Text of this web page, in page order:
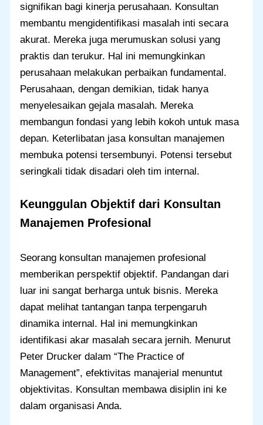
signifikan bagi kinerja perusahaan. Konsultan
membantu mengidentifikasi masalah inti secara
akurat. Mereka juga merumuskan solusi yang
praktis dan terukur. Hal ini memungkinkan
perusahaan melakukan perbaikan fundamental.
Perusahaan, dengan demikian, tidak hanya
menyelesaikan gejala masalah. Mereka
membangun fondasi yang lebih kokoh untuk masa
depan. Keterlibatan jasa konsultan manajemen
membuka potensi tersembunyi. Potensi tersebut
seringkali tidak disadari oleh tim internal.
Keunggulan Objektif dari Konsultan
Manajemen Profesional
Seorang konsultan manajemen profesional
memberikan perspektif objektif. Pandangan dari
luar ini sangat berharga untuk bisnis. Mereka
dapat melihat tantangan tanpa terpengaruh
dinamika internal. Hal ini memungkinkan
identifikasi akar masalah secara jernih. Menurut
Peter Drucker dalam “The Practice of
Management”, efektivitas manajerial menuntut
objektivitas. Konsultan membawa disiplin ini ke
dalam organisasi Anda.